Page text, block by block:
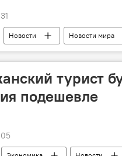
Новости Новости мира
турист
подешевле